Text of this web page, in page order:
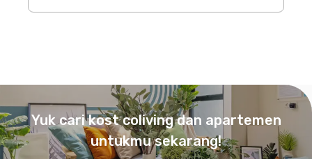
Yuk cari kost coliving dan apartemen
untukmu sekarang!